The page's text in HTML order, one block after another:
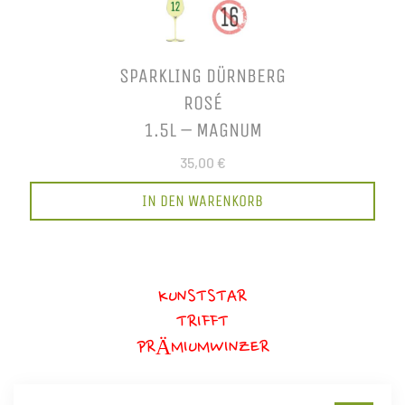
SPARKLING DÜRNBERG
ROSÉ
1.5L – MAGNUM
35,00 €
IN DEN WARENKORB
KUNSTSTAR
TRIFFT
PRÄMIUMWINZER